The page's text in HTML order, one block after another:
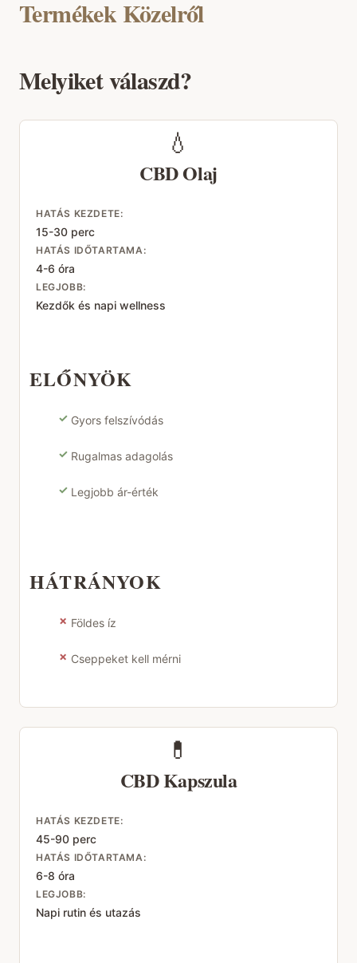
Termékek Közelről
Melyiket válaszd?
💧
CBD Olaj
HATÁS KEZDETE:
15-30 perc
HATÁS IDŐTARTAMA:
4-6 óra
LEGJOBB:
Kezdők és napi wellness
ELŐNYÖK
✓ Gyors felszívódás
✓ Rugalmas adagolás
✓ Legjobb ár-érték
HÁTRÁNYOK
✗ Földes íz
✗ Cseppeket kell mérni
💊
CBD Kapszula
HATÁS KEZDETE:
45-90 perc
HATÁS IDŐTARTAMA:
6-8 óra
LEGJOBB:
Napi rutin és utazás